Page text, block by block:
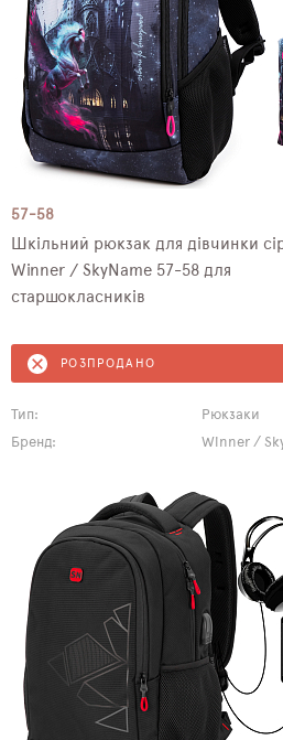
57-58
Шкільний рюкзак для дівчинки
Winner / SkyNamе 57-58 для
старшокласників
РОЗПРОДАНО
Тип:
Рюкзаки
Бренд:
Winner /